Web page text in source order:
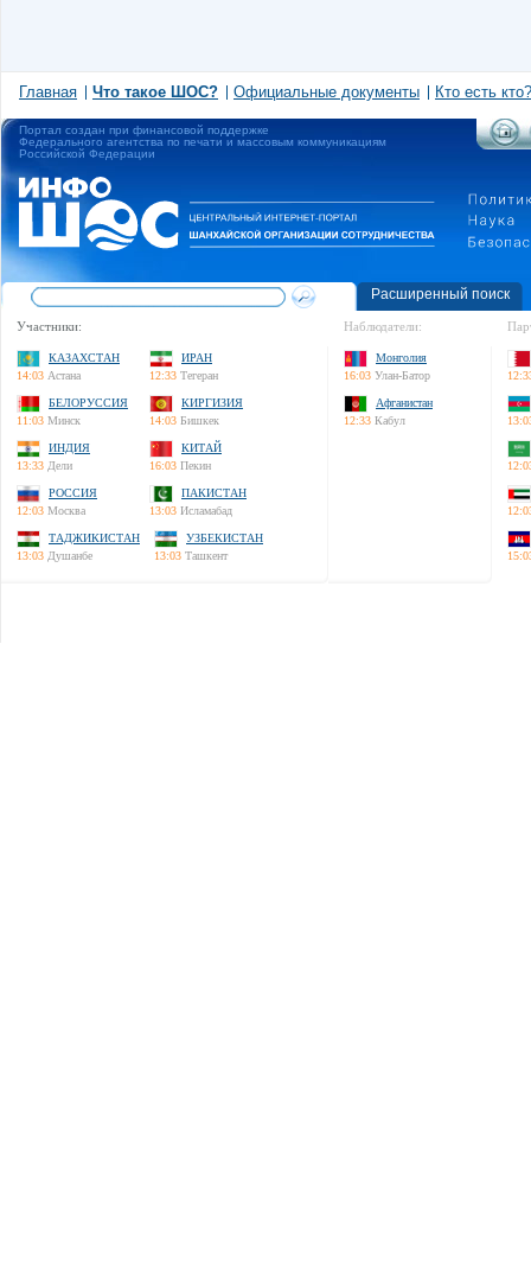
Главная Что такое ШОС? Официальные документы Кто есть кто?
Портал создан при финансовой поддержке
Федерального агентства по печати и массовым коммуникациям
Российской Федерации
Расширенный поиск
Участники:
КАЗАХСТАН
14:03 Астана
ИРАН
12:33 Тегеран
БЕЛОРУССИЯ
11:03 Минск
КИРГИЗИЯ
14:03 Бишкек
ИНДИЯ
13:33 Дели
КИТАЙ
16:03 Пекин
РОССИЯ
12:03 Москва
ПАКИСТАН
13:03 Исламабад
ТАДЖИКИСТАН
13:03 Душанбе
УЗБЕКИСТАН
13:03 Ташкент
Наблюдатели:
Монголия
16:03 Улан-Батор
Афганистан
12:33 Кабул